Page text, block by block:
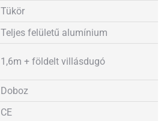
Tükör
Teljes felületű alumínium
1,6m + földelt villásdugó
Doboz
CE